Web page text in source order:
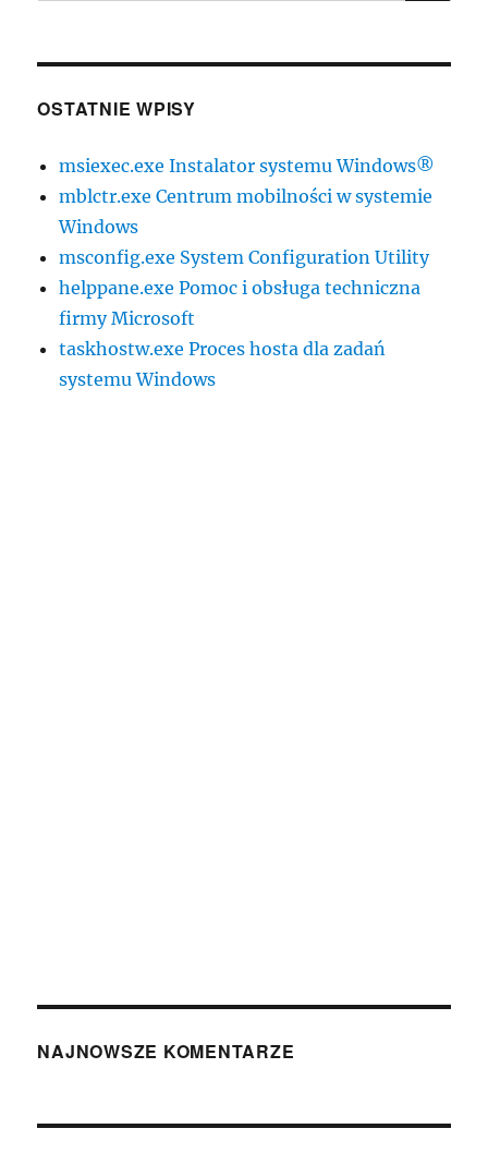
OSTATNIE WPISY
msiexec.exe Instalator systemu Windows®
mblctr.exe Centrum mobilności w systemie
Windows
msconfig.exe System Configuration Utility
helppane.exe Pomoc i obsługa techniczna
firmy Microsoft
taskhostw.exe Proces hosta dla zadań
systemu Windows
NAJNOWSZE KOMENTARZE